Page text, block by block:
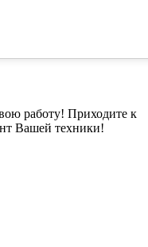
работу! Приходите к
Вашей техники!